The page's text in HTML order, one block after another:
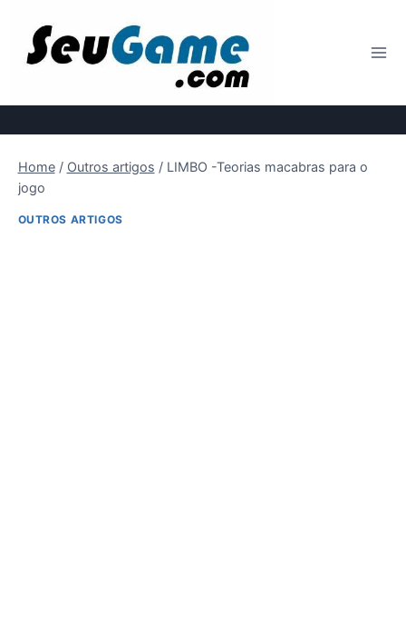
Home / Outros artigos / LIMBO -Teorias macabras para o
jogo
OUTROS ARTIGOS